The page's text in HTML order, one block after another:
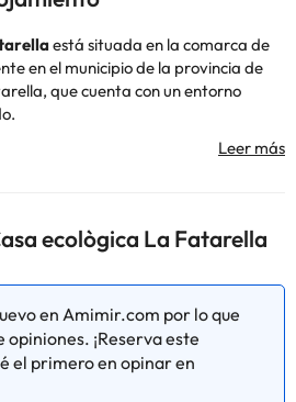
está situada en la comarca de
en el municipio de la provincia de
que cuenta con un entorno
con horario establecido,
wi-fi gratuita y parking exterior
y cuentan con televisión,
wi-fi gratuita y baño completa
calles estrechas y empinadas. A lo
con casas señoriales, como la Casa
encontrarás rutas de senderismo,
de origen, entre muchos otros
ecològica La Fatarella
en Amimir.com por lo que
opiniones. ¡Reserva este
el primero en opinar en